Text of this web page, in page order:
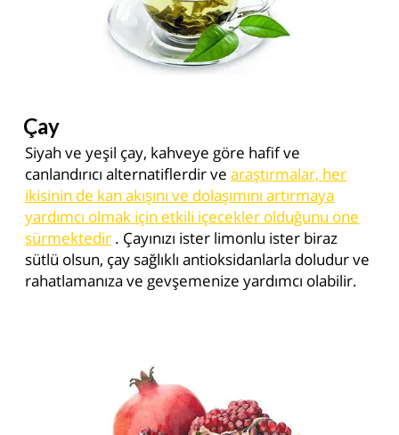
Çay
Siyah ve yeşil çay, kahveye göre hafif ve
canlandırıcı alternatiflerdir vearaştırmalar, her
ikisinin de kan akışını ve dolaşımını artırmaya
yardımcı olmak için etkili içecekler olduğunu öne
sürmektedir . Çayınızı ister limonlu ister biraz
sütlü olsun, çay sağlıklı antioksidanlarla doludur ve
rahatlamanıza ve gevşemenize yardımcı olabilir.